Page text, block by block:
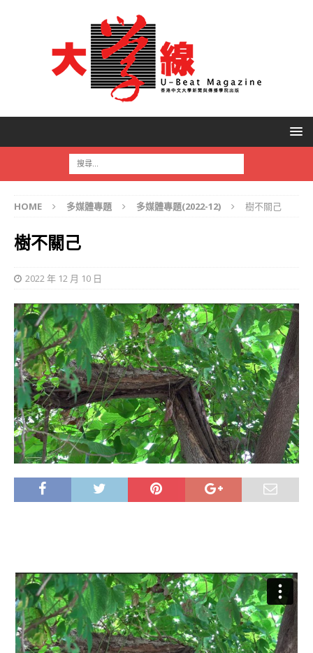
HOME 多媒體專題 多媒體專題(2022-12) 樹不關己
樹不關己
2022 年 12 月 10 日